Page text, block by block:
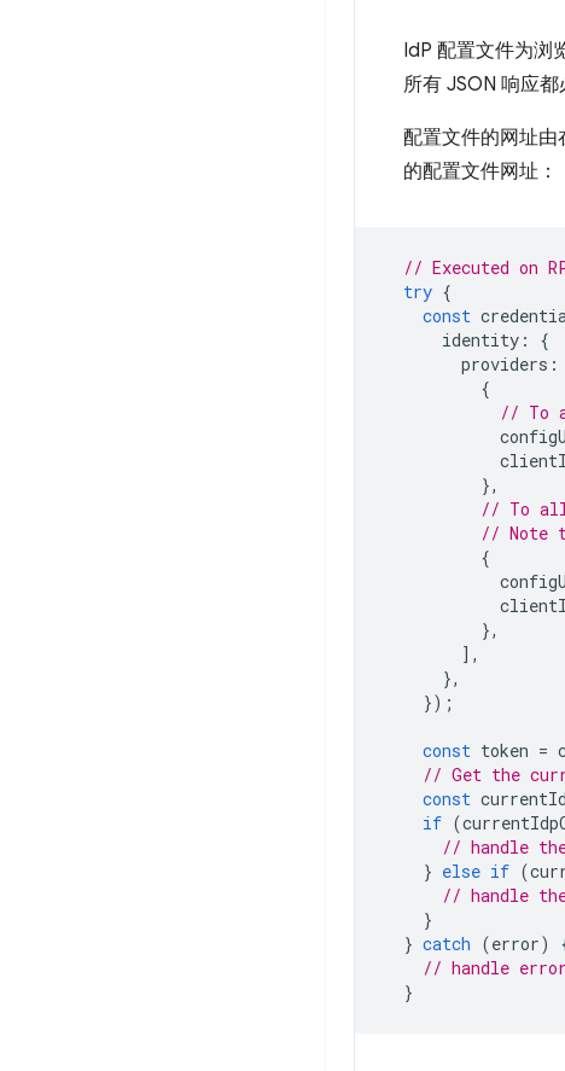
IdP 配置文件为浏
所有 JSON 响应
配置文件的网址由
的配置文件网址：
// Executed on
try {
const
identity :
{
providers :
{
// To
},
// To
// Note
{
},
],
},
});
const token =
// Get the
const
if (
// handle
} else if (
// handle
}
} catch (error)
// handle error
}